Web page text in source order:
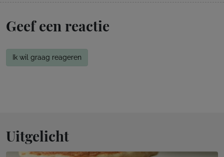
Geef een reactie
Ik wil graag reageren
Uitgelicht